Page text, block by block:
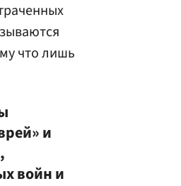
что лишь
и
войн и